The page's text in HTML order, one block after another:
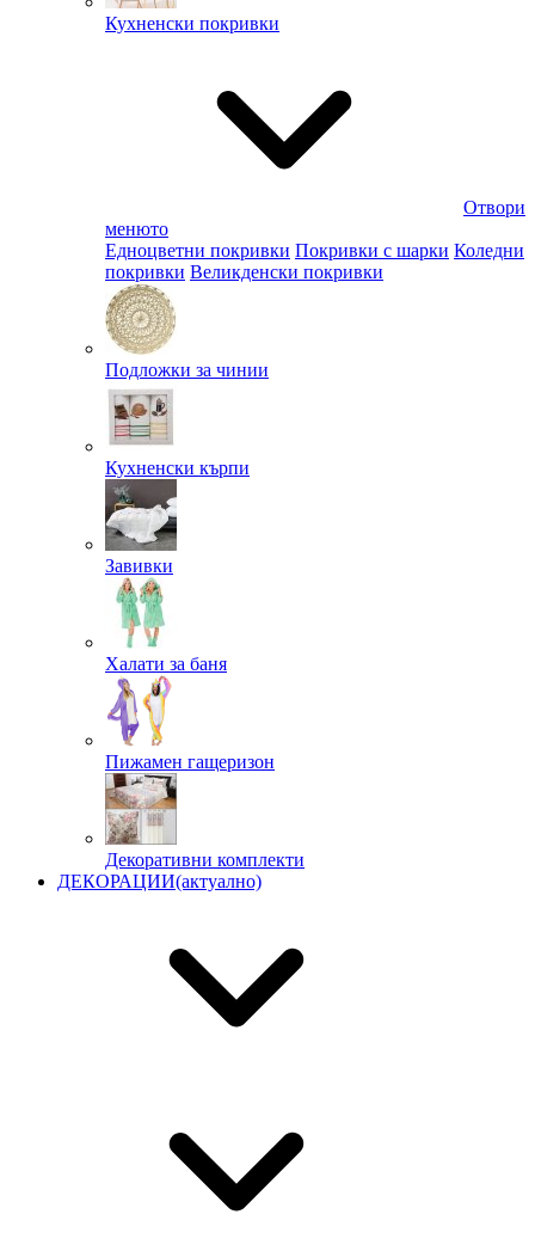
Кухненски покривки
Отвори
менюто
Едноцветни покривки Покривки с шарки Коледни
покривки Великденски покривки
Подложки за чинии
Кухненски кърпи
Завивки
Халати за баня
Пижамен гащеризон
Декоративни комплекти
ДЕКОРАЦИИ(актуално)